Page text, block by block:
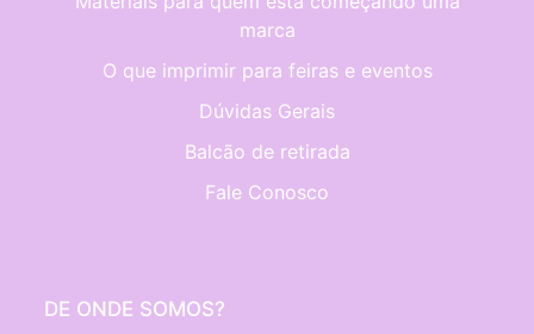
marca
O que imprimir para feiras e eventos
Dúvidas Gerais
Balcão de retirada
Fale Conosco
DE ONDE SOMOS?